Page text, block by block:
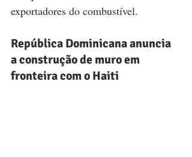
exportadores do combustível.
República Dominicana anuncia
a construção de muro em
fronteira com o Haiti